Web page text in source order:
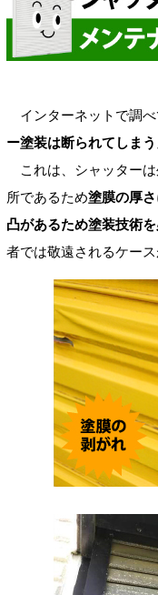
インターネットで調べ
ー塗装は断られてしまう
これは、シャッター
所であるため塗膜の厚
凸があるため塗装技術
者では敬遠されるケース